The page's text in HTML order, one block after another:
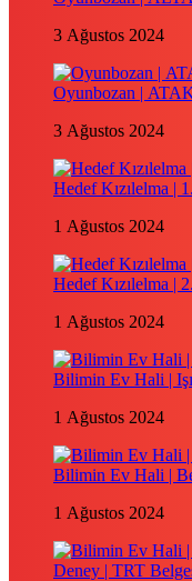
3 Ağustos 2024
Oyunbozan |
3 Ağustos 2024
Hedef Kızılelma |
1 Ağustos 2024
Hedef Kızılelma |
1 Ağustos 2024
Bilimin Ev Hali |
1 Ağustos 2024
Bilimin Ev Hali |
1 Ağustos 2024